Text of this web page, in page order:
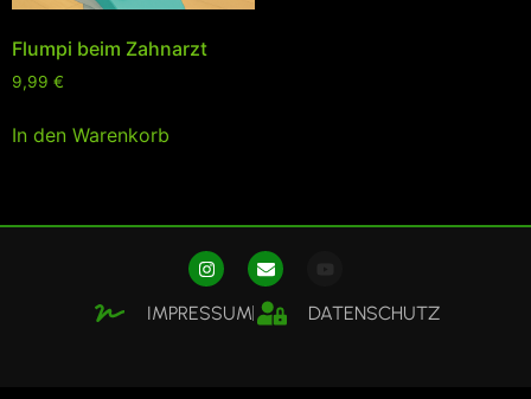
Flumpi beim Zahnarzt
9,99 €
In den Warenkorb
IMPRESSUM DATENSCHUTZ